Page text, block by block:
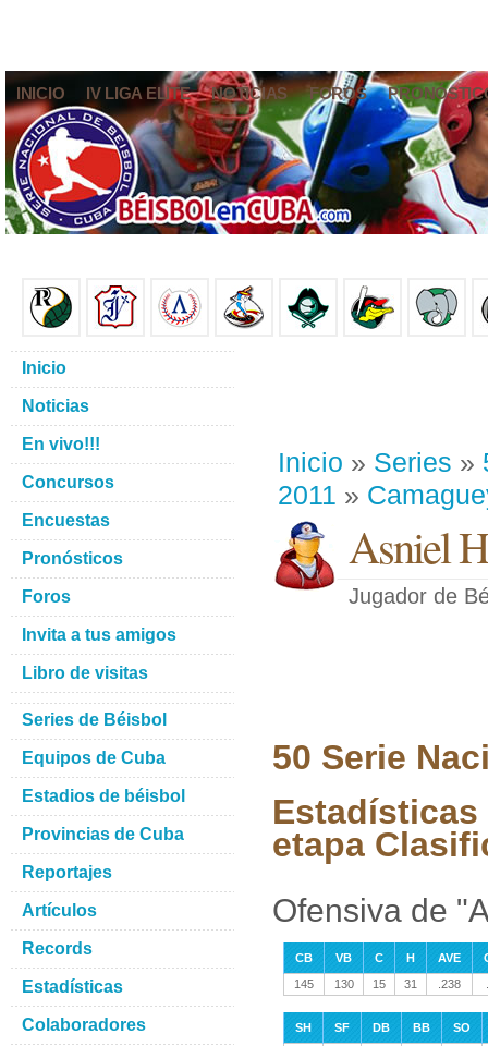
INICIO IV LIGA ELITE NOTICIAS FOROS
Inicio » Series »
2011 »
Asniel
Jugador de
50 Serie
Estadísticas
etapa
Ofensiva de
CB VB C H AVE
145
130 15 31 .238
SH SF DB BB
SO
Inicio
Noticias
En vivo!!!
Concursos
Encuestas
Pronósticos
Foros
Invita a tus amigos
Libro de visitas
Series de Béisbol
Equipos de Cuba
Estadios de béisbol
Provincias de Cuba
Reportajes
Artículos
Records
Estadísticas
Colaboradores